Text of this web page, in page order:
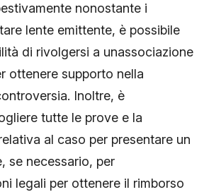
nonostante i
lente emittente, è possibile
di rivolgersi a unassociazione
ottenere supporto nella
Inoltre, è
tutte le prove e la
al caso per presentare un
se necessario, per
legali per ottenere il rimborso